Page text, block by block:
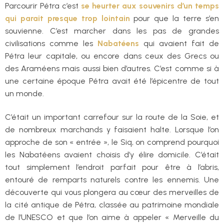
Parcourir Pétra c’est se heurter aux souvenirs d’un temps
qui parait presque trop lointain pour que la terre s’en
souvienne. C’est marcher dans les pas de grandes
civilisations comme les Nabatéens qui avaient fait de
Pétra leur capitale, ou encore dans ceux des Grecs ou
des Araméens mais aussi bien d’autres. C’est comme si à
une certaine époque Pétra avait été l’épicentre de tout
un monde.
C’était un important carrefour sur la route de la Soie, et
de nombreux marchands y faisaient halte. Lorsque l’on
approche de son « entrée », le Siq, on comprend pourquoi
les Nabatéens avaient choisis d’y élire domicile. C’était
tout simplement l’endroit parfait pour être à l’abris,
entouré de remparts naturels contre les ennemis. Une
découverte qui vous plongera au cœur des merveilles de
la cité antique de Pétra, classée au patrimoine mondiale
de l’UNESCO et que l’on aime à appeler « Merveille du